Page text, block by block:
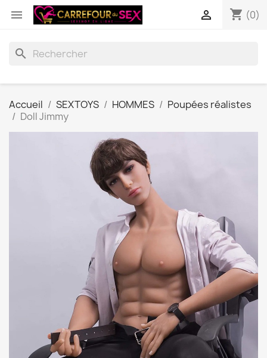
 shopping_cart (0)

search
Accueil SEXTOYS HOMMES
Poupées réalistes
Doll Jimmy